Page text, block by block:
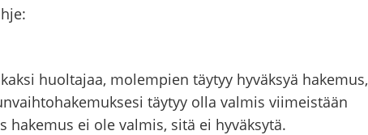
huoltajaa, molempien täytyy hyväksyä hakemus,
täytyy olla valmis viimeistään
hakemus ei ole valmis, sitä ei hyväksytä.